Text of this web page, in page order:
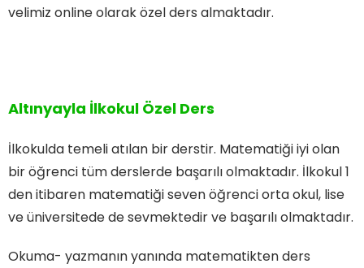
velimiz online olarak özel ders almaktadır.
Altınyayla İlkokul Özel Ders
İlkokulda temeli atılan bir derstir. Matematiği iyi olan
bir öğrenci tüm derslerde başarılı olmaktadır. İlkokul 1
den itibaren matematiği seven öğrenci orta okul, lise
ve üniversitede de sevmektedir ve başarılı olmaktadır.
Okuma- yazmanın yanında matematikten ders